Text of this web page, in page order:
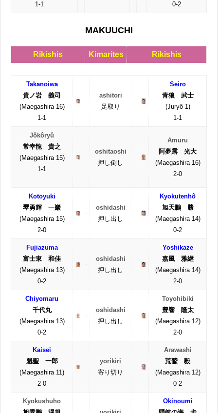
1-1
0-2
MAKUUCHI
Rikishis Kimarites Rikishis
Takanoiwa
貴ノ岩 義司
(Maegashira 16)
1-1
ashitori
足取り
Seiro
青狼 武士
(Juryô 1)
1-1
Jôkôryû
常幸龍 貴之
(Maegashira 15)
1-1
oshitaoshi
押し倒し
Amuru
阿夢露 光大
(Maegashira 16)
2-0
Kotoyuki
琴勇輝 一巖
(Maegashira 15)
2-0
oshidashi
押し出し
Kyokutenhô
旭天鵬 勝
(Maegashira 14)
0-2
Fujiazuma
富士東 和佳
(Maegashira 13)
0-2
oshidashi
押し出し
Yoshikaze
嘉風 雅継
(Maegashira 14)
2-0
Chiyomaru
千代丸
(Maegashira 13)
0-2
oshidashi
押し出し
Toyohibiki
豊響 隆太
(Maegashira 12)
2-0
Kaisei
魁聖 一郎
(Maegashira 11)
2-0
yorikiri
寄り切り
Arawashi
荒鷲 毅
(Maegashira 12)
0-2
Kyokushuho
Okinoumi